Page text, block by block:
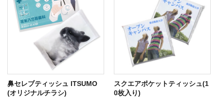
鼻セレブティッシュ ITSUMO
(オリジナルチラシ)
スクエアポケットティッシュ(1
0枚入り)